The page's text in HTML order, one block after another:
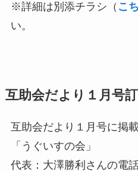
※詳細は別添チラシ（ こ
い。
互助会だより１月号
互助会だより１月号に掲
「うぐいすの会」
代表：大澤勝利さんの電